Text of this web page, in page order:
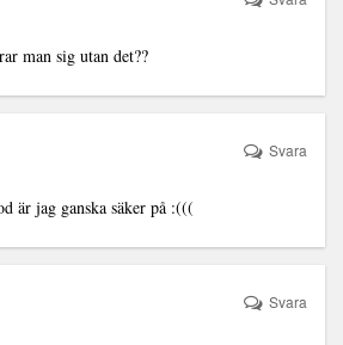
man sig utan det??
är jag ganska säker på :(((
Svara
Svara